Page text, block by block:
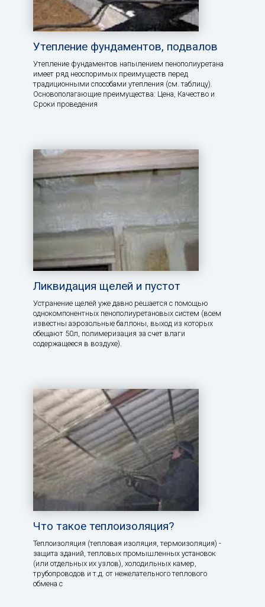
Утепление фундаментов, подвалов
Утепление фундаментов напылением пенополиуретана
имеет ряд неоспоримых преимуществ перед
традиционными способами утепления (см. таблицу).
Основополагающие преимущества: Цена, Качество и
Сроки проведения
Ликвидация щелей и пустот
Устранение щелей уже давно решается с помощью
однокомпонентных пенополиуретановых систем (всем
известны аэрозольные баллоны, выход из которых
обещают 50л, полимеризация за счет влаги
содержащееся в воздухе).
Что такое теплоизоляция?
Теплоизоляция (тепловая изоляция, термоизоляция) -
защита зданий, тепловых промышленных установок
(или отдельных их узлов), холодильных камер,
трубопроводов и т.д. от нежелательного теплового
обмена с